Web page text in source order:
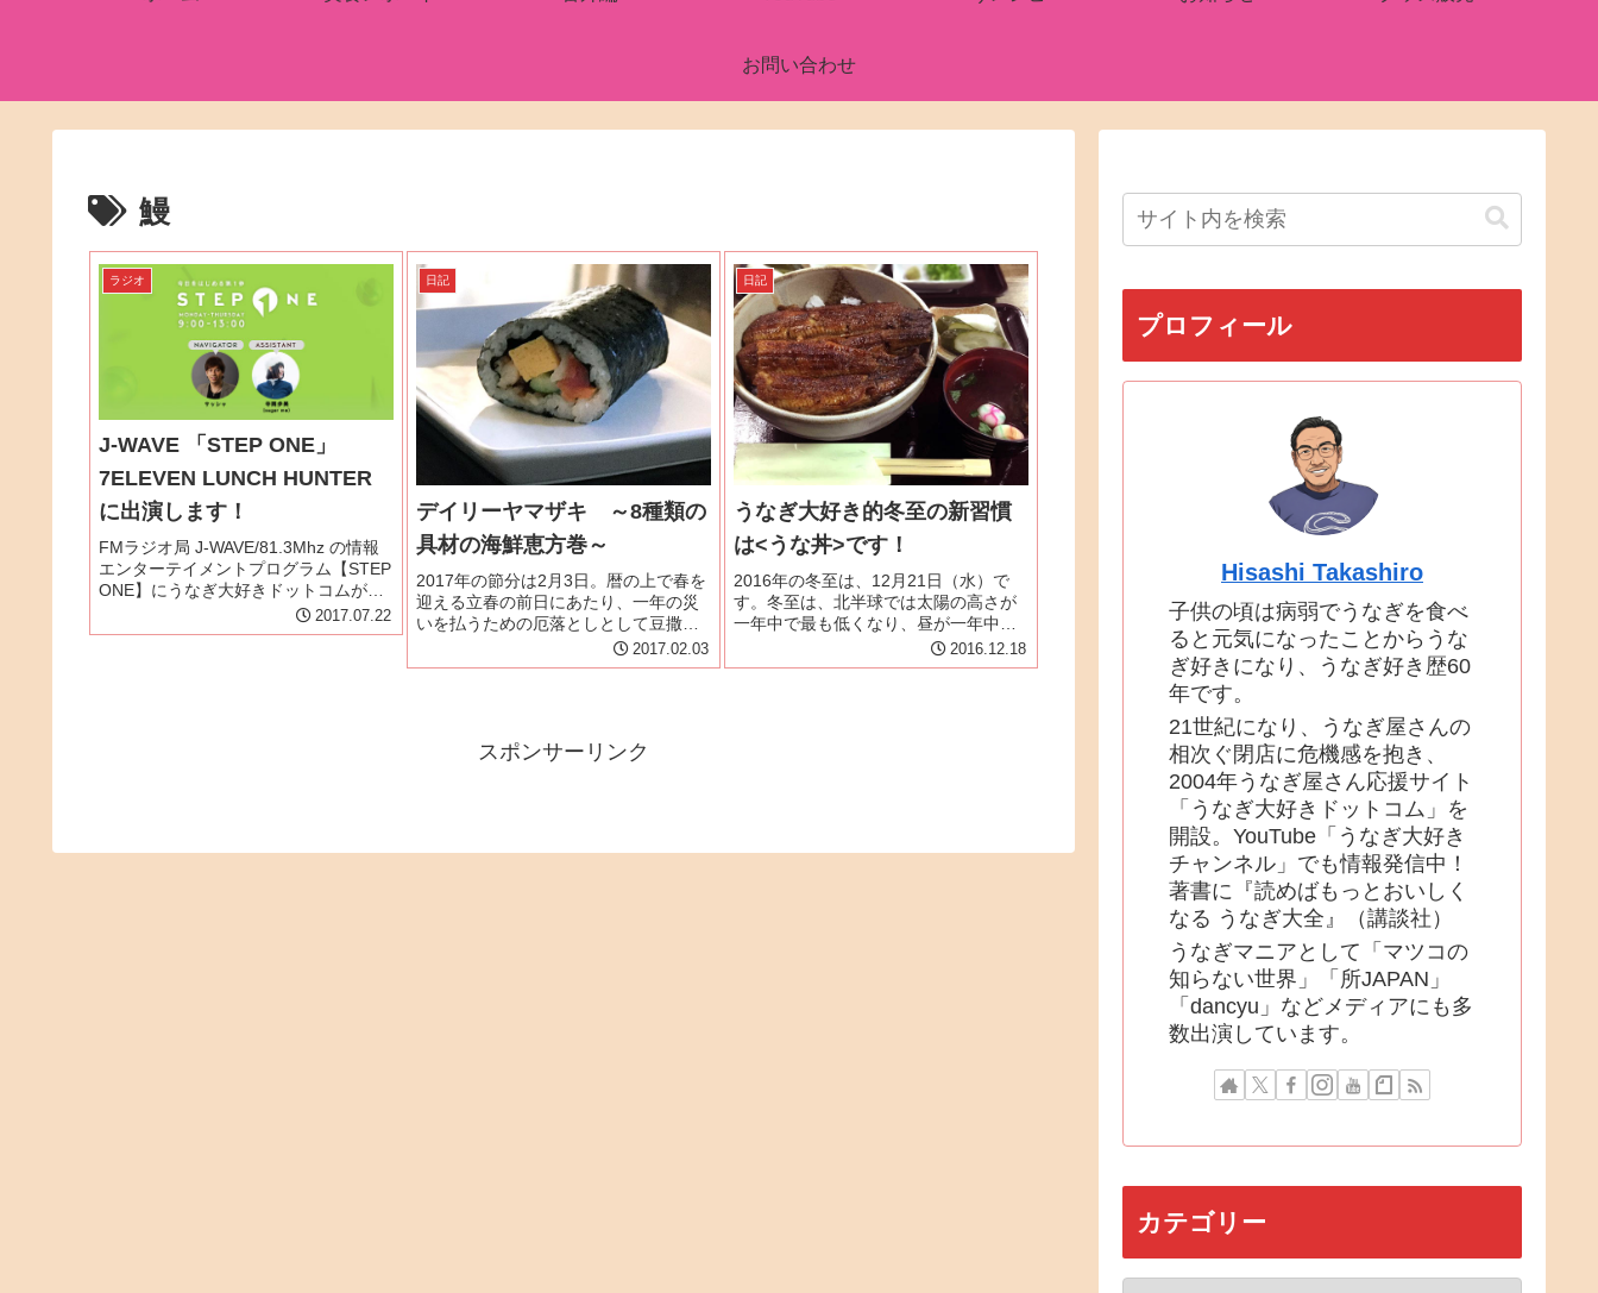
お問い合わせ
鰻
ラジオ
J-WAVE 「STEP ONE」
7ELEVEN LUNCH HUNTER
に出演します！
FMラジオ局 J-WAVE/81.3Mhz の情報
エンターテイメントプログラム【STEP
ONE】にうなぎ大好きドットコムが出
演いたします！J-WAVE STEP
ONE 番組Twitter：
2017.07.22
日記
デイリーヤマザキ ～8種類の
具材の海鮮恵方巻～
2017年の節分は2月3日。暦の上で春を
迎える立春の前日にあたり、一年の災
いを払うための厄落としとして豆撒き
などが行事として行われている。近年
急速に広まった節分の厄落としの風習
2017.02.03
日記
うなぎ大好き的冬至の新習慣
は<うな丼>です！
2016年の冬至は、12月21日（水）で
す。冬至は、北半球では太陽の高さが
一年中で最も低くなり、昼が一年中で
一番短く逆に夜が長くなります。冬至
については様々な云い伝えや風習が残
2016.12.18
スポンサーリンク
プロフィール
Hisashi Takashiro
子供の頃は病弱でうなぎを食べ
ると元気になったことからうな
ぎ好きになり、うなぎ好き歴60
年です。
21世紀になり、うなぎ屋さんの
相次ぐ閉店に危機感を抱き、
2004年うなぎ屋さん応援サイト
「うなぎ大好きドットコム」を
開設。YouTube「うなぎ大好き
チャンネル」でも情報発信中！
著書に『読めばもっとおいしく
なる うなぎ大全』（講談社）
うなぎマニアとして「マツコの
知らない世界」「所JAPAN」
「dancyu」などメディアにも多
数出演しています。
カテゴリー